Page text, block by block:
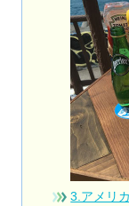
3.アメリ